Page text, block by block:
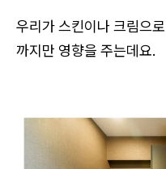
우리가 스킨이나 크림으
까지만 영향을 주는데요.